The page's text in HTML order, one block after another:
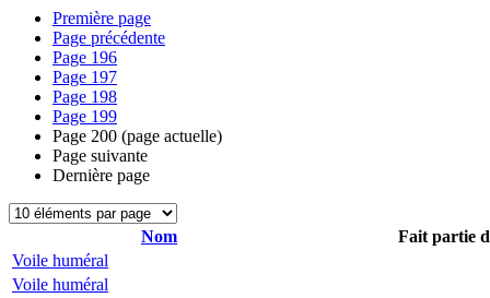
Première page
Page précédente
Page 196
Page 197
Page 198
Page 199
Page 200 (page actuelle)
Page suivante
Dernière page
Nom
Fait partie
Voile huméral
Voile huméral